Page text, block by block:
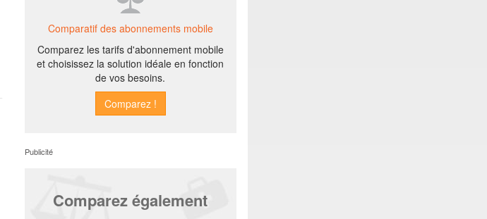
Comparatif des abonnements mobile
Comparez les tarifs d'abonnement mobile
et choisissez la solution idéale en fonction
de vos besoins.
Publicité
Comparez également